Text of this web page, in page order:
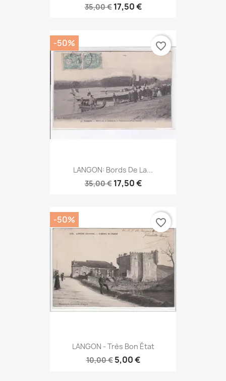
35,00 € 17,50 €
LANGON: Bords De La...
35,00 € 17,50 €
-50% favorite_border
LANGON - Très Bon État
10,00 € 5,00 €
-50% favorite_border